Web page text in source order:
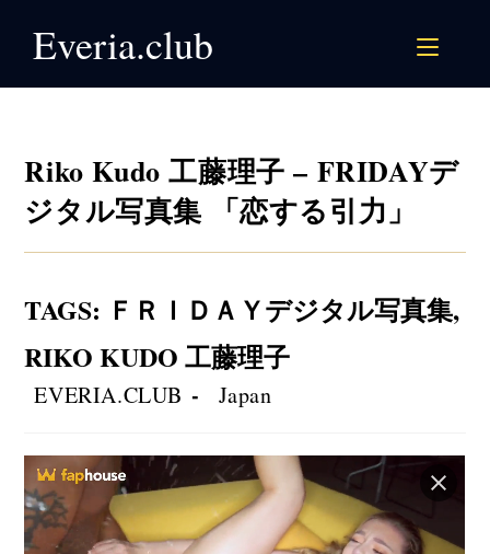
Everia.club
Riko Kudo 工藤理子 – FRIDAYデ
ジタル写真集 「恋する引力」
TAGS: ＦＲＩＤＡＹデジタル写真集,
RIKO KUDO 工藤理子
Post
author:
EVERIA.CLUB
Post
category:
Japan